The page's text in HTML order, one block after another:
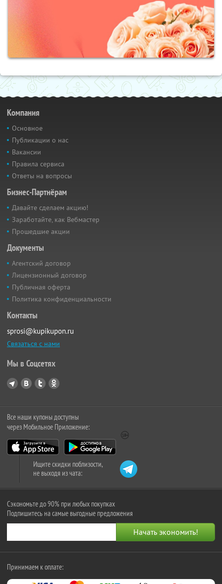
Компания
Основное
Публикации о нас
Вакансии
Правила сервиса
Ответы на вопросы
Бизнес-Партнёрам
Давайте сделаем акцию!
Заработайте, как Вебмастер
Прошедшие акции
Документы
Агентский договор
Лицензионный договор
Публичная оферта
Политика конфиденциальности
Контакты
sprosi@kupikupon.ru
Связаться с нами
Мы в Соцсетях
Все наши купоны доступны
через Мобильное Приложение:
Ищите скидки поблизости,
не выходя из чата:
Сэкономьте до 90% при любых покупках
Подпишитесь на самые выгодные предложения
Принимаем к оплате: